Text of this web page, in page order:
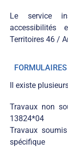
Le service
accessibilités
Territoires 46 /
Il existe
Travaux non
13824*04
Travaux
spécifique